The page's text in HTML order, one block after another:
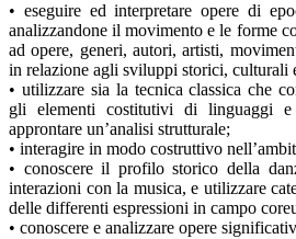
• eseguire ed interpretare opere di
analizzandone il movimento e le forme
ad opere, generi, autori, artisti,
in relazione agli sviluppi storici, culturali
• utilizzare sia la tecnica classica che
gli elementi costitutivi di linguaggi
approntare un’analisi strutturale;
• interagire in modo costruttivo
• conoscere il profilo storico della
interazioni con la musica, e utilizzare
delle differenti espressioni in campo
• conoscere e analizzare opere